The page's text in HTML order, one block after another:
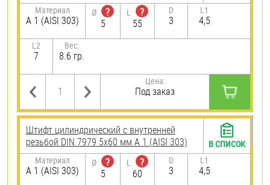
Материал
А 1 (AISI 303)
Ø
?
5
L
?
55
D
3
L1
4,5
L2
7
Вес:
8.6 гр.
Цена:
Под заказ
Штифт цилиндрический с внутренней
резьбой DIN 7979 5х60 мм А 1 (AISI 303)
Материал
А 1 (AISI 303)
Ø
?
5
L
?
60
D
3
L1
4,5
В СПИСОК